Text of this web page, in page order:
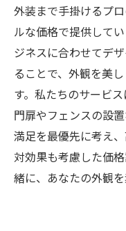
外装まで手掛けるプ
ルな価格で提供して
ジネスに合わせてデ
ることで、外観を美
す。私たちのサービ
門扉やフェンスの設
満足を最優先に考え
対効果も考慮した価
緒に、あなたの外観